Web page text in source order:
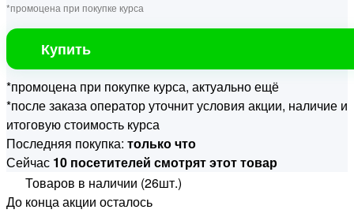
*промоцена при покупке курса
Купить
*промоцена при покупке курса, актуально ещё
*после заказа оператор уточнит условия акции, наличие и
итоговую стоимость курса
Последняя покупка: только что
Сейчас 10 посетителей смотрят этот товар
Товаров в наличии (26шт.)
До конца акции осталось